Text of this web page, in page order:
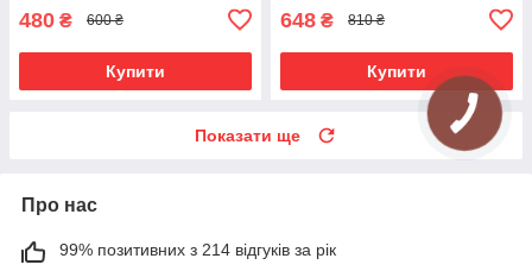
480 ₴ 600 ₴
Купити
648 ₴ 810 ₴
Купити
Показати ще
Про нас
99% позитивних з 214 відгуків за рік